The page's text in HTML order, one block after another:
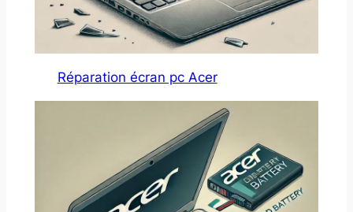
Réparation écran pc Acer